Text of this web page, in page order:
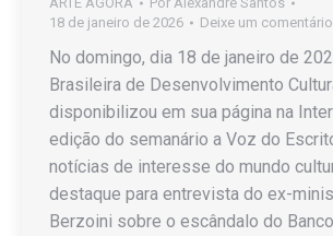
18 de janeiro de 2026
Deixe um comentário
No domingo, dia 18 de janeiro de
Brasileira de Desenvolvimento
disponibilizou em sua página na
edição do semanário a Voz do
notícias de interesse do mundo
destaque para entrevista do ex-
Berzoini sobre o escândalo do